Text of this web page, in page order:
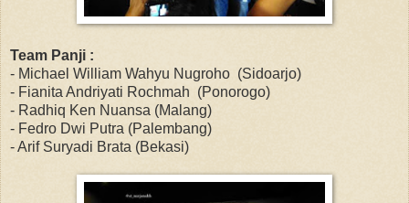
Team Panji :
- Michael William Wahyu Nugroho (Sidoarjo)
- Fianita Andriyati Rochmah (Ponorogo)
- Radhiq Ken Nuansa (Malang)
- Fedro Dwi Putra (Palembang)
- Arif Suryadi Brata (Bekasi)